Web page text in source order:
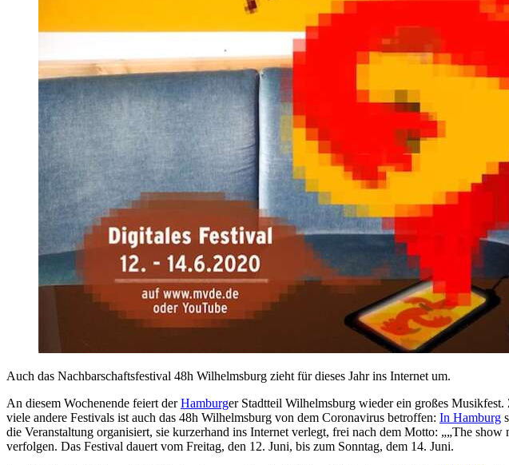
Auch das Nachbarschaftsfestival 48h Wilhelmsburg zieht für dieses Jahr ins Internet um.
An diesem Wochenende feiert derHamburger Stadtteil Wilhelmsburg wieder ein großes
viele andere Festivals ist auch das 48h Wilhelmsburg von dem Coronavirus betroffen: In Hamburg
die Veranstaltung organisiert, sie kurzerhand ins Internet verlegt, frei nach dem Motto: „„The
verfolgen. Das Festival dauert vom Freitag, den 12. Juni, bis zum Sonntag, dem 14. Juni.